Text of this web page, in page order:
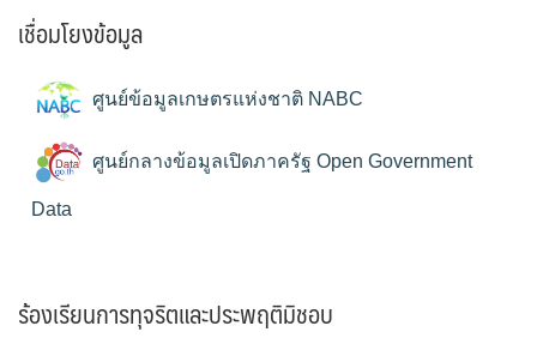
เชื่อมโยงข้อมูล
ศูนย์ข้อมูลเกษตรแห่งชาติ NABC
ศูนย์กลางข้อมูลเปิดภาครัฐ Open Government
Data
ร้องเรียนการทุจริตและประพฤติมิชอบ